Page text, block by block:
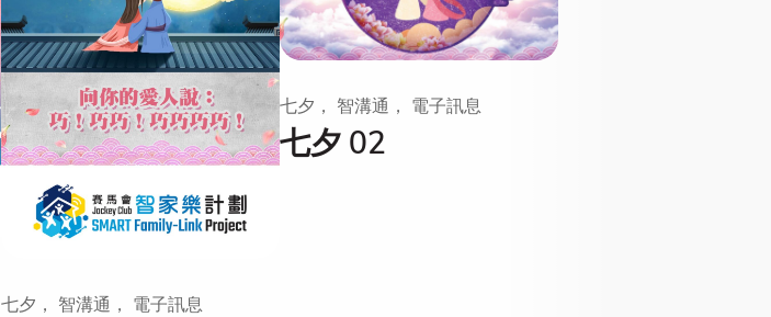
七夕， 智溝通， 電子訊息
七夕 02
七夕， 智溝通， 電子訊息